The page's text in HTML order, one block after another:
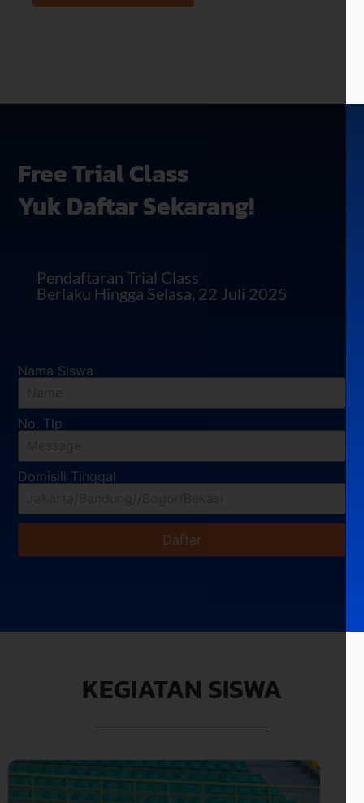
Free Trial Class
Yuk Daftar Sekarang!
Pendaftaran Trial Class
Berlaku Hingga Selasa, 22 Juli 2025
Nama Siswa
No. Tlp
Domisili Tinggal
Daftar
KEGIATAN SISWA